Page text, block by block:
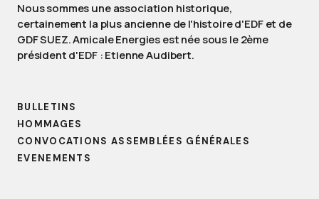
Nous sommes une association historique,
certainement la plus ancienne de l'histoire d'EDF et de
GDF SUEZ. Amicale Energies est née sous le 2ème
président d'EDF : Etienne Audibert.
BULLETINS
HOMMAGES
CONVOCATIONS ASSEMBLÉES GÉNÉRALES
EVENEMENTS